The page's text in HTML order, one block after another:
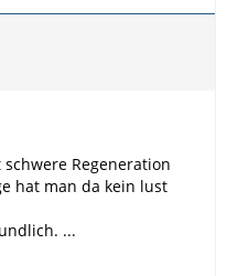
Regeneration
hat man da kein lust
...